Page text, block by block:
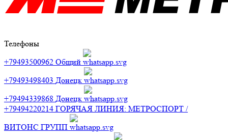
Телефоны
+79493500962 Общий
+79493498403 Донецк
+79494339868 Донецк
+79494220214 ГОРЯЧАЯ ЛИНИЯ: МЕТРОСПОРТ /
ВИТОНС ГРУПП